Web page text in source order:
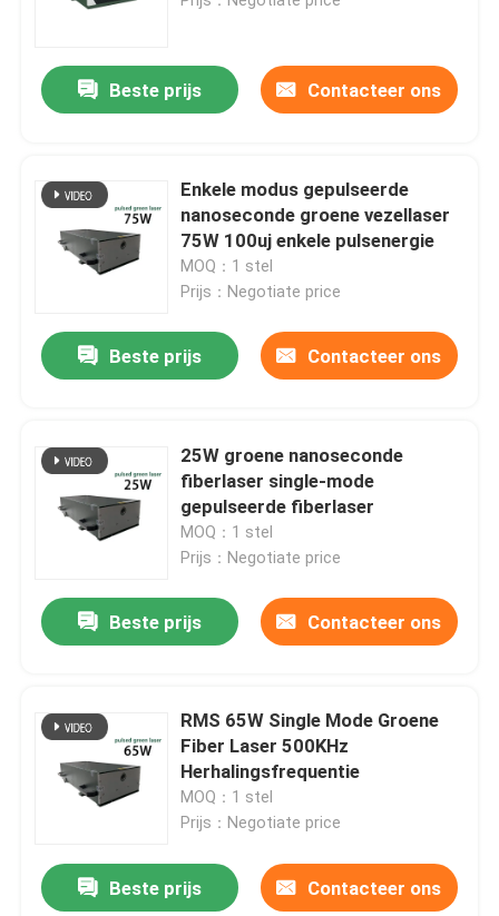
Huis
Producten
Videos
Beste prijs Contacteer ons
Enkele modus gepulseerde
nanoseconde groene vezellaser
75W 100uj enkele pulsenergie
MOQ：1 stel
Prijs：Negotiate price
Beste prijs Contacteer ons
25W groene nanoseconde
fiberlaser single-mode
gepulseerde fiberlaser
MOQ：1 stel
Prijs：Negotiate price
Beste prijs Contacteer ons
RMS 65W Single Mode Groene
Fiber Laser 500KHz
Herhalingsfrequentie
MOQ：1 stel
Prijs：Negotiate price
Beste prijs Contacteer ons
200W SPT Laser Eenpersoonsrugzak Laser Obstakelverwijderaar